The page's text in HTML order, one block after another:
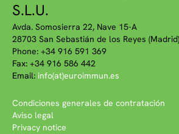
S.L.U.
Avda. Somosierra 22, Nave 15-A
28703 San Sebastián de los Reyes (Madrid)
Phone: +34 916 591 369
Fax: +34 916 586 442
Email: info(at)euroimmun.es
Condiciones generales de contratación
Aviso legal
Privacy notice